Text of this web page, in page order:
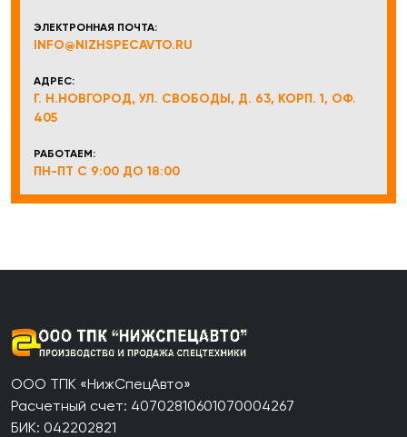
ЭЛЕКТРОННАЯ ПОЧТА:
INFO@NIZHSPECAVTO.RU
АДРЕС:
Г. Н.НОВГОРОД, УЛ. СВОБОДЫ, Д. 63, КОРП. 1, ОФ.
405
РАБОТАЕМ:
ПН-ПТ С 9:00 ДО 18:00
ООО ТПК «НижСпецАвто»
Расчетный счет: 40702810601070004267
БИК: 042202821